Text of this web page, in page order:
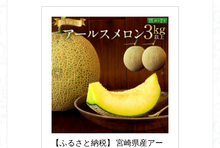
【ふるさと納税】 宮崎県産アー